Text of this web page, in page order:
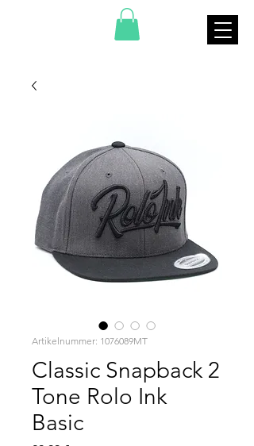
Artikelnummer: 1076089MT
Classic Snapback 2
Tone Rolo Ink
Basic